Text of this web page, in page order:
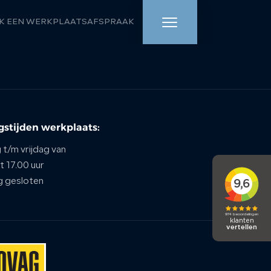
EEN WERKPLAATSAFSPRAAK
WERKPLAATS
werkplaats:
t/m vrijdag van
17.00 uur
gesloten